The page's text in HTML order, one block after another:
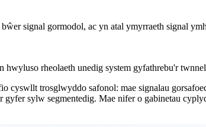
signal gormodol, ac yn atal ymyrraeth signal
rheolaeth unedig system gyfathrebu'r
cyswllt trosglwyddo safonol: mae signalau
sylw segmentedig. Mae nifer o gabinetau